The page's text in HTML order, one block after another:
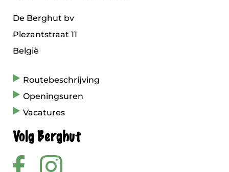
De Berghut bv
Plezantstraat 11
België
Routebeschrijving
Openingsuren
Vacatures
Volg Berghut